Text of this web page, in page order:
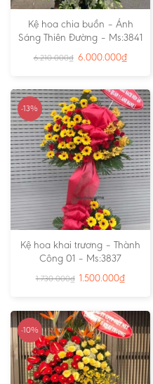
Kệ hoa chia buồn – Ánh
Sáng Thiên Đường – Ms:3841
6.210.000₫ 6.000.000₫
-13%
Kệ hoa khai trương – Thành
Công 01 – Ms:3837
1.730.000₫ 1.500.000₫
-10%